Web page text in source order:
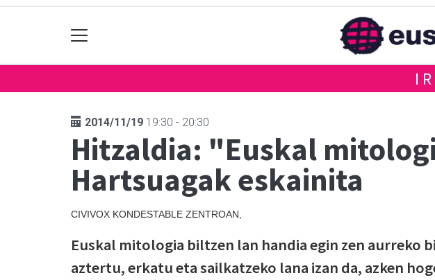
2014/11/19 19:30 - 20:30
Hitzaldia: "Euskal
Hartsuagak eskainita
CIVIVOX KONDESTABLE ZENTROAN,
Euskal mitologia biltzen lan handia egin zen aurreko
aztertu, erkatu eta sailkatzeko lana izan da, azken